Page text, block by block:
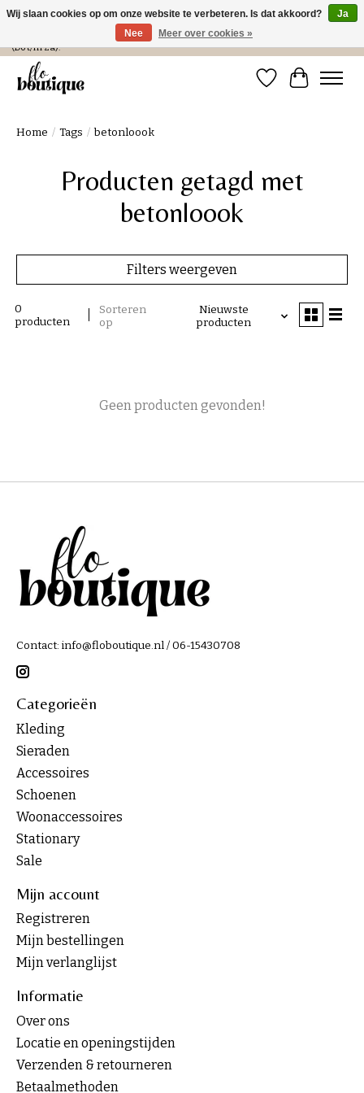
Verzending in NL € 4,99 en gratis bij een bestelling > € 100 of afhalen in de winkel
(Do t/m Za).
Verlanglijst
Home / Tags / betonloook
Producten getagd met
betonloook
Filters weergeven
0
producten
Sorteren
op
Nieuwste
producten
Geen producten gevonden!
Contact: info@floboutique.nl/ 06-15430708
Categorieën
Kleding
Sieraden
Accessoires
Schoenen
Woonaccessoires
Stationary
Sale
Mijn account
Registreren
Mijn bestellingen
Mijn verlanglijst
Informatie
Over ons
Locatie en openingstijden
Verzenden & retourneren
Betaalmethoden
Wij slaan cookies op om onze website te verbeteren. Is dat akkoord?
Ja
Nee
Meer over cookies »